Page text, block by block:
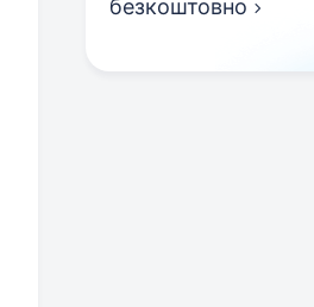
безкоштовно